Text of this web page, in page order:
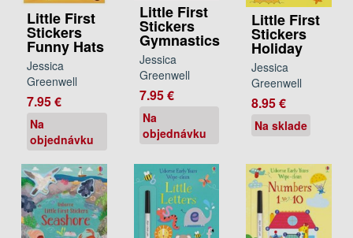
Little First
Stickers
Funny Hats
Jessica
Greenwell
7.95 €
Na
objednávku
Little First
Stickers
Gymnastics
Jessica
Greenwell
7.95 €
Na
objednávku
Little First
Stickers
Holiday
Jessica
Greenwell
8.95 €
Na sklade